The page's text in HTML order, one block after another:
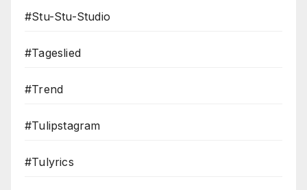
#Stu-Stu-Studio
#Tageslied
#Trend
#Tulipstagram
#Tulyrics